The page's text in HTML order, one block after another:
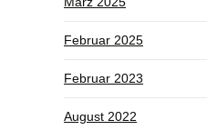
Februar 2025
Februar 2023
August 2022